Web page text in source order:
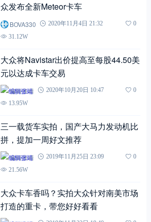
众发布全新Meteor卡车
BOVA330 2020年11月4日 21:32
0
31.12W
大众将Navistar出价提高至每股44.50美
元以达成卡车交易
编辑张靖 2020年10月20日 10:47
0
13.95W
三一载货车实拍，国产大马力发动机比
拼，提加一周好文推荐
编辑张靖 2019年11月25日 23:09
0
21.56W
大众卡车香吗？实拍大众针对南美市场
打造的重卡，带您好好看看